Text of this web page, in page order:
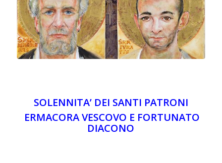
SOLENNITA’ DEI SANTI PATRONI
ERMACORA VESCOVO E FORTUNATO
DIACONO